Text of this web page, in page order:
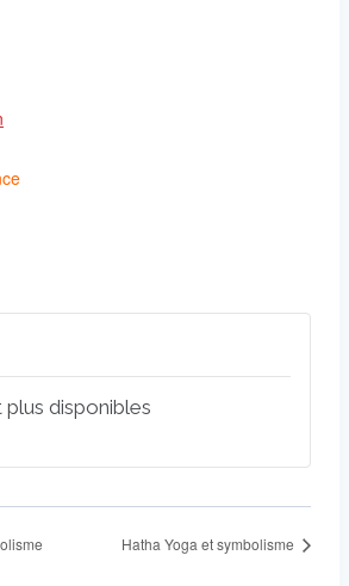
disponibles
Hatha Yoga et symbolisme